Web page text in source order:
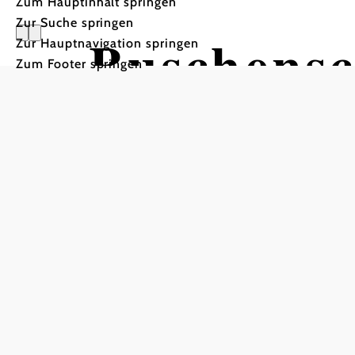
Zur Suche springen
Zur Hauptnavigation springen
Zum Footer springen